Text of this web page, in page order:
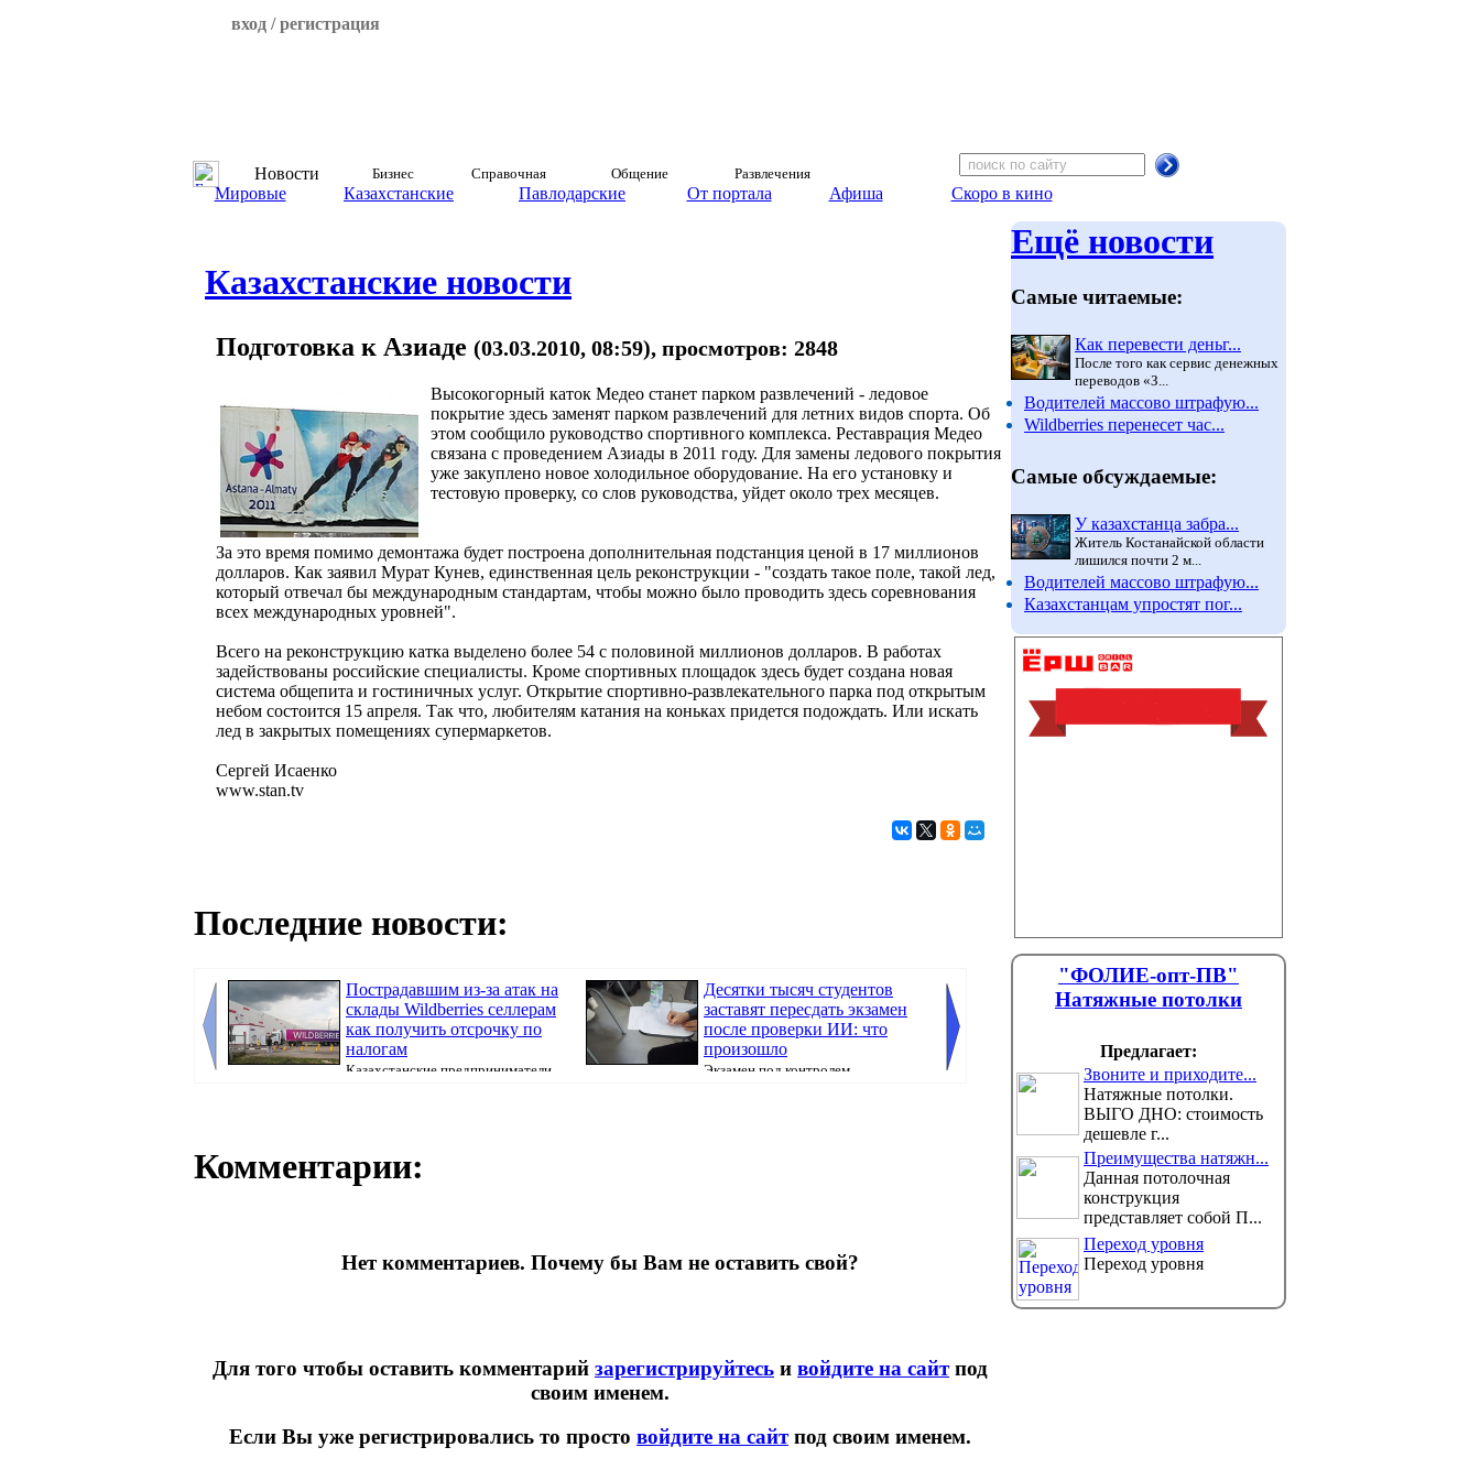
вход / регистрация
Новости Бизнес Справочная Общение Развлечения
Мировые Казахстанские Павлодарские От портала Афиша Скоро в кино
Казахстанские новости
Подготовка к Азиаде (03.03.2010, 08:59), просмотров: 2848
Высокогорный каток Медео станет парком развлечений - ледовое
покрытие здесь заменят парком развлечений для летних видов спорта. Об
этом сообщило руководство спортивного комплекса. Реставрация Медео
связана с проведением Азиады в 2011 году. Для замены ледового покрытия
уже закуплено новое холодильное оборудование. На его установку и
тестовую проверку, со слов руководства, уйдет около трех месяцев.
За это время помимо демонтажа будет построена дополнительная подстанция ценой в 17 миллионов
долларов. Как заявил Мурат Кунев, единственная цель реконструкции - "создать такое поле, такой лед,
который отвечал бы международным стандартам, чтобы можно было проводить здесь соревнования
всех международных уровней".
Всего на реконструкцию катка выделено более 54 с половиной миллионов долларов. В работах
задействованы российские специалисты. Кроме спортивных площадок здесь будет создана новая
система общепита и гостиничных услуг. Открытие спортивно-развлекательного парка под открытым
небом состоится 15 апреля. Так что, любителям катания на коньках придется подождать. Или искать
лед в закрытых помещениях супермаркетов.
Сергей Исаенко
www.stan.tv
Последние новости:
Пострадавшим из-за атак на
склады Wildberries селлерам
как получить отсрочку по
налогам
Казахстанские предприниматели,
Десятки тысяч студентов
заставят пересдать экзамен
после проверки ИИ: что
произошло
Экзамен под контролем
Амнистия в честь новой
Конституции: сколько
Первый заместитель председателя
Комитета уголовно-
исполнительной системы МВ...
Комментарии:
Нет комментариев. Почему бы Вам не оставить свой?
Для того чтобы оставить комментарий зарегистрируйтесь и войдите на сайтпод
своим именем.
Если Вы уже регистрировались то просто войдите на сайтпод своим именем.
Ещё новости
Самые читаемые:
Как перевести деньг...
После того как сервис денежных
переводов «З...
Водителей массово штрафую...
Wildberries перенесет час...
Самые обсуждаемые:
У казахстанца забра...
Житель Костанайской области
лишился почти 2 м...
Водителей массово штрафую...
Казахстанцам упростят пог...
"ФОЛИЕ-опт-ПВ"
Натяжные потолки
Предлагает:
Звоните и приходите...
Натяжные потолки.
ВЫГО ДНО: стоимость
дешевле г...
Преимущества натяжн...
Данная потолочная
конструкция
представляет собой П...
Переход уровня
Переход уровня